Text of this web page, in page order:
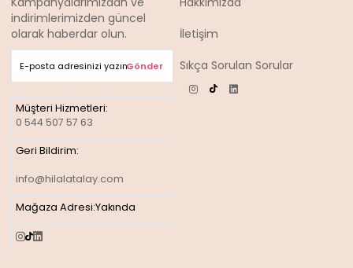
indirimlerimizden güncel
olarak haberdar olun.
Gönder
Müşteri Hizmetleri:
0 544 507 57 63
Geri Bildirim:
info@hilalatalay.com
Mağaza Adresi:Yakında
İletişim
Sıkça Sorulan Sorular